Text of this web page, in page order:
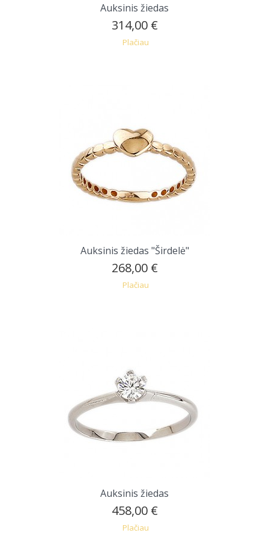
Auksinis žiedas
314,00 €
Plačiau
Auksinis žiedas "Širdelė"
268,00 €
Plačiau
Auksinis žiedas
458,00 €
Plačiau